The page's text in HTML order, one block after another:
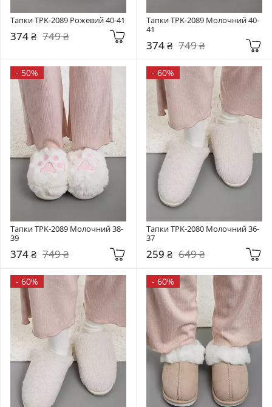
Тапки TPK-2089 Рожевий 40-41
374 ₴ 749 ₴
Тапки TPK-2089 Молочний 40-
41
374 ₴ 749 ₴
- 50%
Тапки TPK-2089 Молочний 38-
39
374 ₴ 749 ₴
- 60%
Тапки TPK-2080 Молочний 36-
37
259 ₴ 649 ₴
- 60% - 60%